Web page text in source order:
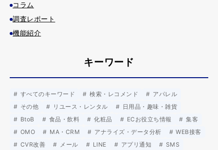
コラム
調査レポート
機能紹介
キーワード
すべてのキーワード 検索・レコメンド
アパレル
その他
リユース・レンタル
日用品・趣味・雑貨
BtoB
食品・飲料 化粧品 ECお役立ち情報
集客
OMO
MA・CRM アナライズ・データ分析
WEB接客
CVR改善
メール LINE アプリ通知
SMS